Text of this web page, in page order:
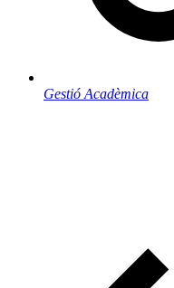
Gestió Acadèmica